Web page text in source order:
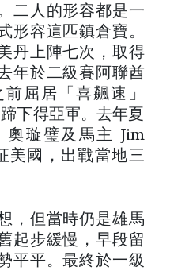
二人的形容都是一
形容這匹鎮倉寶。
丹上陣七次，取得
年於二級賽阿聯酋
屈居「喜飆速」
下得亞軍。去年夏
奧璇璧及馬主 Jim
美國，出戰當地三
，但當時仍是雄馬
起步緩慢，早段留
平平。最終於一級